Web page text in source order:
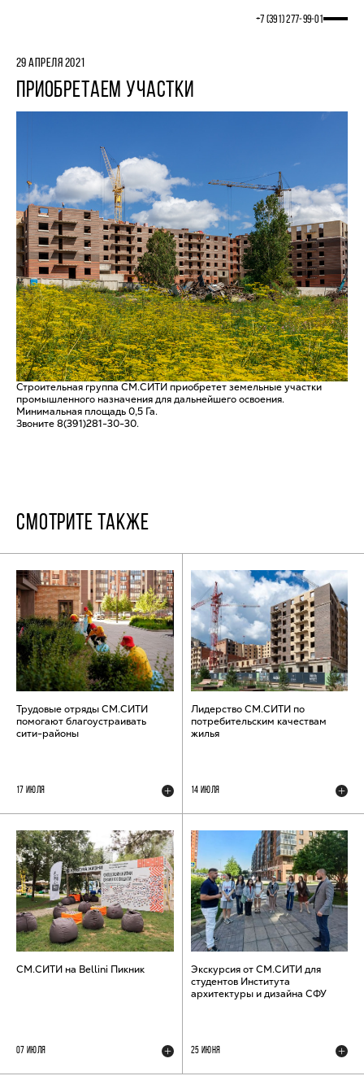
+7 (391) 277‒99‒01
29 АПРЕЛЯ 2021
ПРИОБРЕТАЕМ УЧАСТКИ
Строительная группа СМ.СИТИ приобретет земельные участки
промышленного назначения для дальнейшего освоения.
Минимальная площадь 0,5 Га.
Звоните 8(391)281-30-30.
СМОТРИТЕ ТАКЖЕ
Трудовые отряды СМ.СИТИ
помогают благоустраивать
сити-районы
17 ИЮЛЯ
Лидерство СМ.СИТИ по
потребительским качествам
жилья
14 ИЮЛЯ
СМ.СИТИ на Bellini Пикник
07 ИЮЛЯ
Экскурсия от СМ.СИТИ для
студентов Института
архитектуры и дизайна СФУ
25 ИЮНЯ